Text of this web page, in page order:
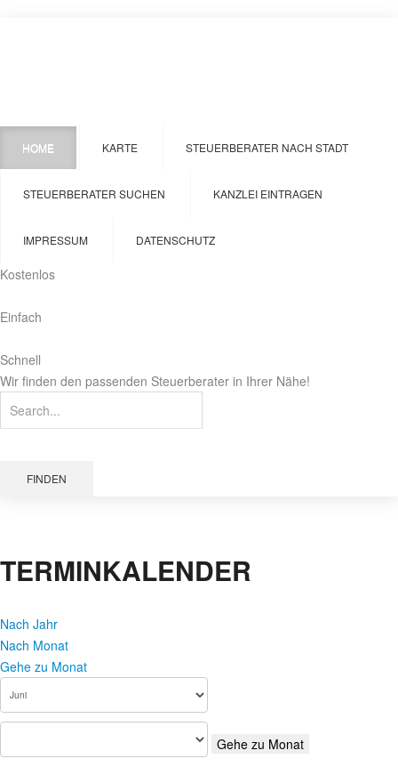
HOME KARTE STEUERBERATER NACH STADT
STEUERBERATER SUCHEN KANZLEI EINTRAGEN
IMPRESSUM DATENSCHUTZ
Kostenlos
Einfach
Schnell
Wir finden den passenden Steuerberater in Ihrer Nähe!
FINDEN
TERMINKALENDER
Nach Jahr
Nach Monat
Gehe zu Monat
Gehe zu Monat